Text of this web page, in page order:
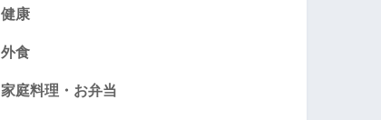
健康
外食
家庭料理・お弁当